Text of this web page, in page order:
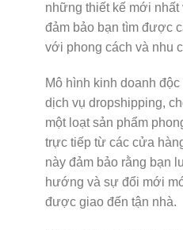
những thiết kế mới nhất
đảm bảo bạn tìm được
với phong cách và nhu
Mô hình kinh doanh
dịch vụ dropshipping,
một loạt sản phẩm
trực tiếp từ các cửa
này đảm bảo rằng bạn
hướng và sự đổi mới
được giao đến tận nhà.